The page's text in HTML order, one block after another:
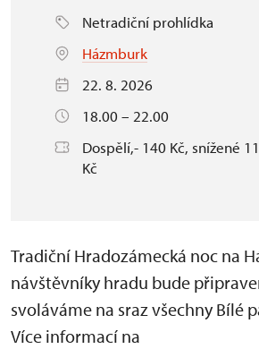
Netradiční prohlídka
Házmburk
22. 8. 2026
18.00 – 22.00
Dospělí,- 140 Kč, snížené
Kč
Tradiční Hradozámecká noc na
návštěvníky hradu bude
svoláváme na sraz všechny Bílé
Více informací na